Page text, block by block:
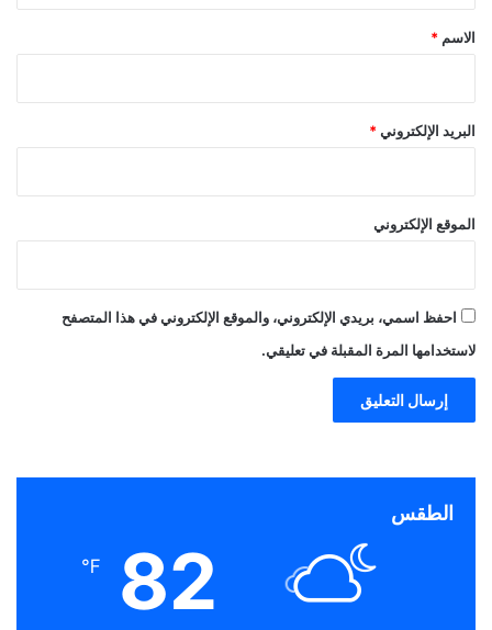
*
الاسم *
البريد الإلكتروني *
الموقع الإلكتروني
احفظ اسمي، بريدي الإلكتروني، والموقع الإلكتروني في هذا المتصفح
لاستخدامها المرة المقبلة في تعليقي.
الطقس
82
℉